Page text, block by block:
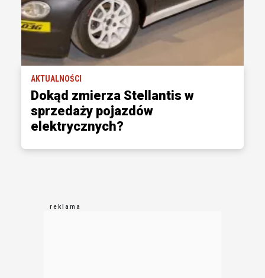
AKTUALNOŚCI
Dokąd zmierza Stellantis w
sprzedaży pojazdów
elektrycznych?